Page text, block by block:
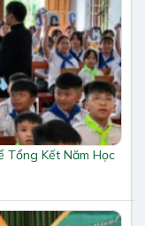
Tổng Kết Năm Học